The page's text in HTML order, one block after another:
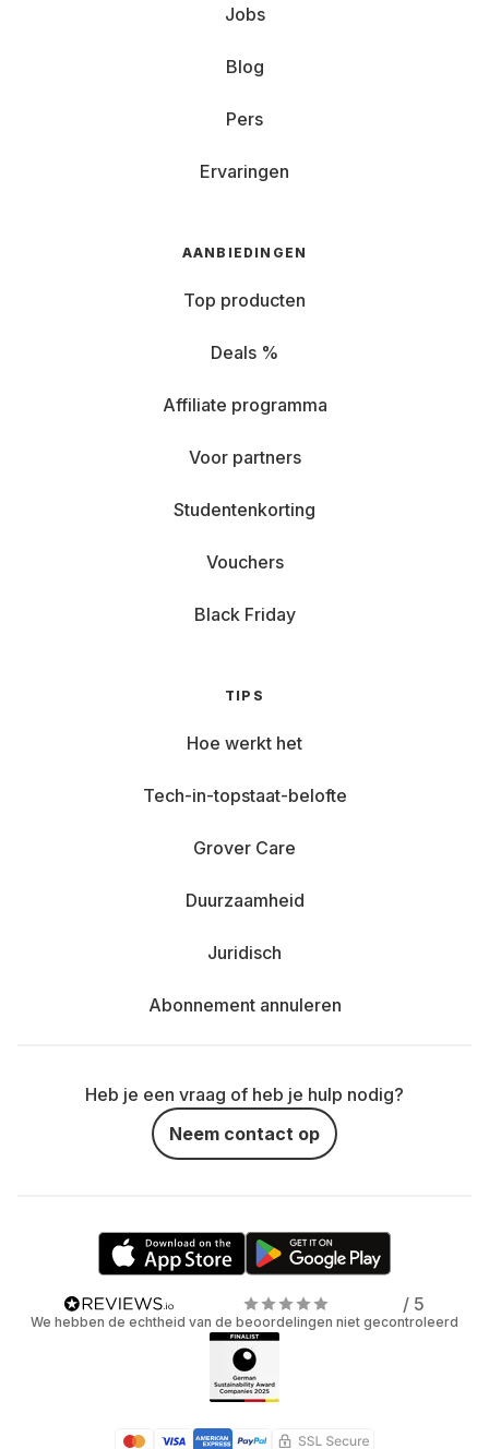
Jobs
Blog
Pers
Ervaringen
AANBIEDINGEN
Top producten
Deals %
Affiliate programma
Voor partners
Studentenkorting
Vouchers
Black Friday
TIPS
Hoe werkt het
Tech-in-topstaat-belofte
Grover Care
Duurzaamheid
Juridisch
Abonnement annuleren
Heb je een vraag of heb je hulp nodig?
Neem contact op
/ 5
We hebben de echtheid van de beoordelingen niet gecontroleerd